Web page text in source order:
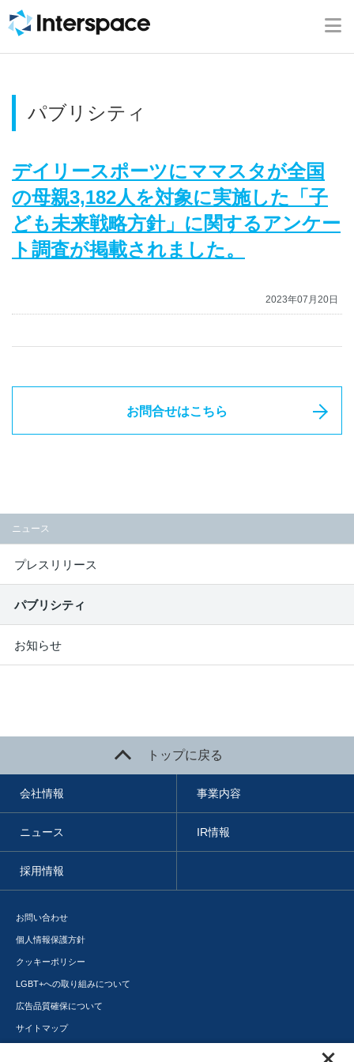
ホーム
事業内容
ニュース
IR情報
ブログ
お問い合わせ
パブリシティ
デイリースポーツにママスタが全国
の母親3,182人を対象に実施した「子
ども未来戦略方針」に関するアンケー
ト調査が掲載されました。
2023年07月20日
お問合せはこちら
ニュース
プレスリリース
パブリシティ
お知らせ
トップに戻る
会社情報 事業内容
ニュース IR情報
採用情報
お問い合わせ
個人情報保護方針
クッキーポリシー
LGBT+への取り組みについて
広告品質確保について
サイトマップ